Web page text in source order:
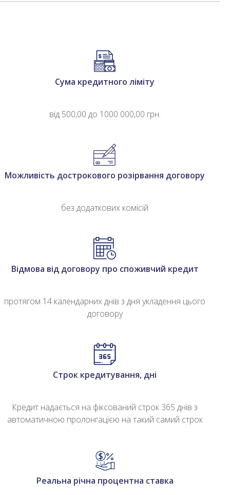
Сума кредитного ліміту
від 500,00 до 1000 000,00 грн.
Можливість дострокового розірвання договору
без додаткових комісій
Відмова від договору про споживчий кредит
протягом 14 календарних днів з дня укладення цього
договору
Строк кредитування, дні
Кредит надається на фіксований строк 365 днів з
автоматичною пролонгацією на такий самий строк
Реальна річна процентна ставка